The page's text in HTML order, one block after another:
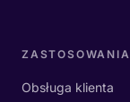
ZASTOSOWANIA
Obsługa klienta